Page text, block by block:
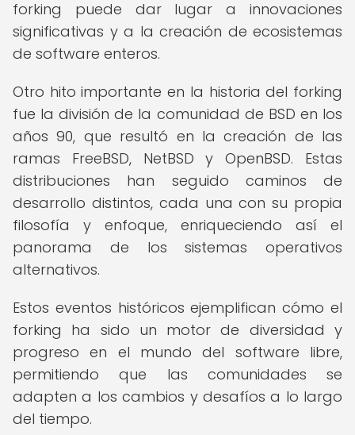
forking puede dar lugar a innovaciones
significativas y a la creación de ecosistemas
de software enteros.
Otro hito importante en la historia del forking
fue la división de la comunidad de BSD en los
años 90, que resultó en la creación de las
ramas FreeBSD, NetBSD y OpenBSD. Estas
distribuciones han seguido caminos de
desarrollo distintos, cada una con su propia
filosofía y enfoque, enriqueciendo así el
panorama de los sistemas operativos
alternativos.
Estos eventos históricos ejemplifican cómo el
forking ha sido un motor de diversidad y
progreso en el mundo del software libre,
permitiendo que las comunidades se
adapten a los cambios y desafíos a lo largo
del tiempo.